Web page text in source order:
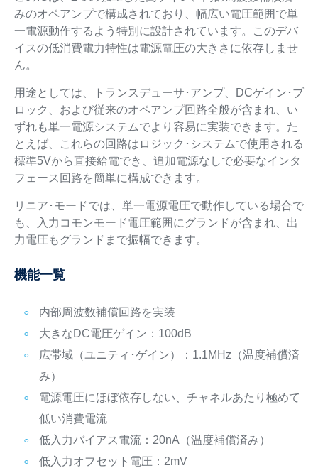
みのオペアンプで構成されており、幅広い電圧範囲で単
一電源動作するよう特別に設計されています。このデバ
イスの低消費電力特性は電源電圧の大きさに依存しませ
ん。
用途としては、トランスデューサ･アンプ、DCゲイン･ブ
ロック、および従来のオペアンプ回路全般が含まれ、い
ずれも単一電源システムでより容易に実装できます。た
とえば、これらの回路はロジック･システムで使用される
標準5Vから直接給電でき、追加電源なしで必要なインタ
フェース回路を簡単に構成できます。
リニア･モードでは、単一電源電圧で動作している場合で
も、入力コモンモード電圧範囲にグランドが含まれ、出
力電圧もグランドまで振幅できます。
機能一覧
内部周波数補償回路を実装
大きなDC電圧ゲイン：100dB
広帯域（ユニティ･ゲイン）：1.1MHz（温度補償済
み）
電源電圧にほぼ依存しない、チャネルあたり極めて
低い消費電流
低入力バイアス電流：20nA（温度補償済み）
低入力オフセット電圧：2mV